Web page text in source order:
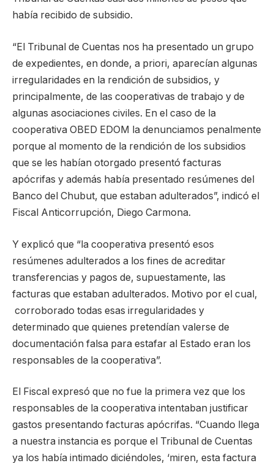
había recibido de subsidio.
“El Tribunal de Cuentas nos ha presentado un grupo
de expedientes, en donde, a priori, aparecían algunas
irregularidades en la rendición de subsidios, y
principalmente, de las cooperativas de trabajo y de
algunas asociaciones civiles. En el caso de la
cooperativa OBED EDOM la denunciamos penalmente
porque al momento de la rendición de los subsidios
que se les habían otorgado presentó facturas
apócrifas y además había presentado resúmenes del
Banco del Chubut, que estaban adulterados”, indicó el
Fiscal Anticorrupción, Diego Carmona.
Y explicó que “la cooperativa presentó esos
resúmenes adulterados a los fines de acreditar
transferencias y pagos de, supuestamente, las
facturas que estaban adulterados. Motivo por el cual,
corroborado todas esas irregularidades y
determinado que quienes pretendían valerse de
documentación falsa para estafar al Estado eran los
responsables de la cooperativa”.
El Fiscal expresó que no fue la primera vez que los
responsables de la cooperativa intentaban justificar
gastos presentando facturas apócrifas. “Cuando llega
a nuestra instancia es porque el Tribunal de Cuentas
ya los había intimado diciéndoles, ‘miren, esta factura